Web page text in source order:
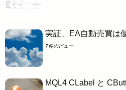
実証、EA自動売買は
7件のビュー
MQL4 CLabel と